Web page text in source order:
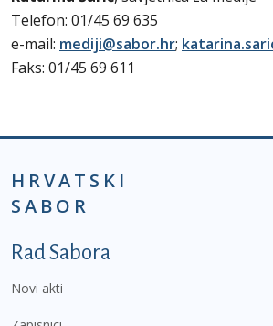
Telefon: 01/45 69 635
e-mail: mediji@sabor.hr;
Faks: 01/45 69 611
HRVATSKI
SABOR
Podnožje prvi izbornik
Rad Sabora
Novi akti